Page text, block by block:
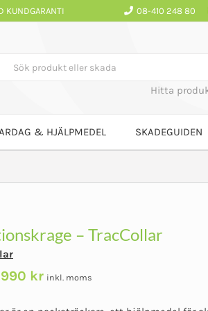
KUNDGARANTI 08-410 248 80
Hitta
& HJÄLPMEDEL SKADEGUIDEN
– TracCollar
Det
990 krDet
inkl. moms